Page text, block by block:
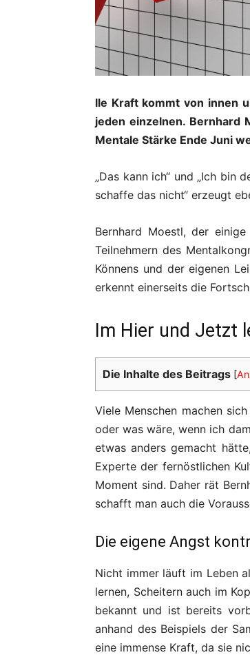
lle Kraft kommt von innen
jeden einzelnen. Bernhard
Mentale Stärke Ende Juni
„Das kann ich“ und „Ich bin
schaffe das nicht“ erzeugt
Bernhard Moestl, der
Teilnehmern des
Könnens und der eigenen
erkennt einerseits die
Im Hier und Jetzt
Die Inhalte des Beitrags [
Viele Menschen machen
oder was wäre, wenn ich
etwas anders gemacht
Experte der fernöstlichen
Moment sind. Daher rät
schafft man auch die
Die eigene Angst
Nicht immer läuft im Leben
lernen, Scheitern auch im
bekannt und ist bereits
anhand des Beispiels der
eine immense Kraft, da sie